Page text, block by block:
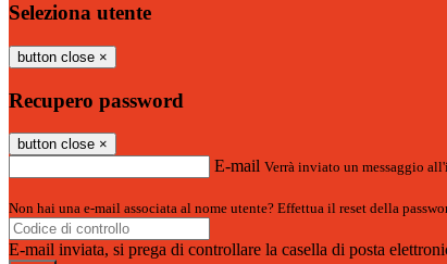
Seleziona utente
button close ×
Recupero password
button close ×
E-mail Verrà inviato un messaggio
Non hai una e-mail associata al nome utente? Effettua il reset della
E-mail inviata, si prega di controllare la casella di posta